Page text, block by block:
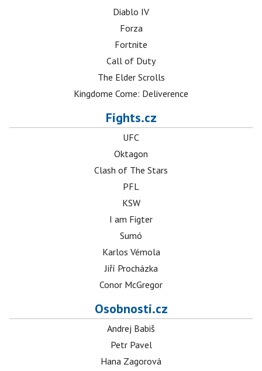
Diablo IV
Forza
Fortnite
Call of Duty
The Elder Scrolls
Kingdome Come: Deliverence
Fights.cz
UFC
Oktagon
Clash of The Stars
PFL
KSW
I am Figter
Sumó
Karlos Vémola
Jiří Procházka
Conor McGregor
Osobnosti.cz
Andrej Babiš
Petr Pavel
Hana Zagorová